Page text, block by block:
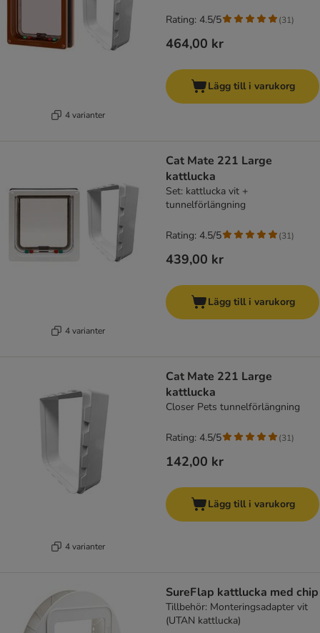
4 varianter
464,00 kr
Rating: 4.5/5 (31)
Lägg till i varukorg
4 varianter
Cat Mate 221 Large
kattlucka
Set: kattlucka vit +
tunnelförlängning
439,00 kr
Rating: 4.5/5 (31)
Lägg till i varukorg
4 varianter
Cat Mate 221 Large
kattlucka
Closer Pets tunnelförlängning
142,00 kr
Rating: 4.5/5 (31)
Lägg till i varukorg
SureFlap kattlucka med chip
Tillbehör: Monteringsadapter vit
(UTAN kattlucka)